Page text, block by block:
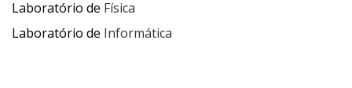
Laboratório de Física
Laboratório de Informática